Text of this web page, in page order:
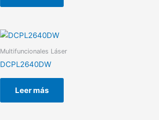
Multifuncionales Láser
DCPL2640DW
Leer más